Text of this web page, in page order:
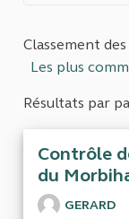
Classement
Les plus
Résultats par
Contrôle
du
GERARD